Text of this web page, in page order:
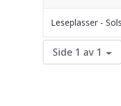
Leseplasser -
Side 1 av 1